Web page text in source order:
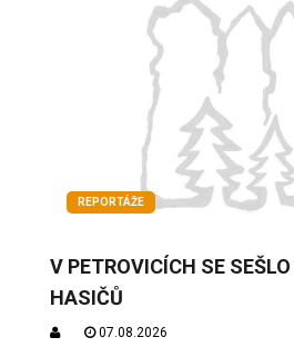
REPORTÁŽE
V PETROVICÍCH SE
HASIČŮ
07.08.2026